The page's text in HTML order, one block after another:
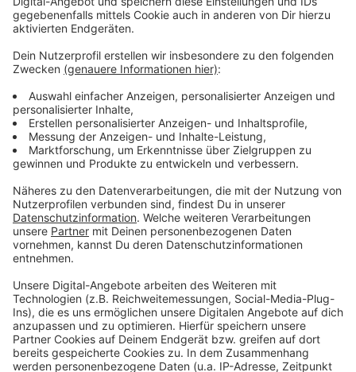
ernstgenommen. Alle Übergriffe werden konsequent
verfolgt und je nach Schwere strafrechtlich verfolgt,
so die Stadt.
Die Rufnummer0 21 51 / 86 40 00ist für die Zeit von
Altweiber, 16. Februar, bis Veilchendienstag, 21.
dem Handy erfolgt, muss die Vorwahl zwingend
mitgewählt werden).
Am Donnerstag, Freitag, Montag und Dienstag ist die
Hotline jeweils von 8 bis 20 Uhr besetzt, am
Wochenende von 9 bis 21 Uhr.
Anzeige